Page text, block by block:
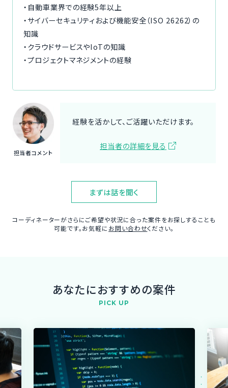
・自動車業界での経験5年以上
・サイバーセキュリティおよび機能安全（ISO 26262）の
知識
・クラウドサービスやIoTの知識
・プロジェクトマネジメントの経験
担当者コメント
経験を活かして、ご活躍いただけます。
担当者の詳細を見る
まずは話を聞く
コーディネーターがさらにご希望や状況に合った案件をお探しすることも
可能です。お気軽に お問い合わせください。
あなたにおすすめの案件
PICK UP